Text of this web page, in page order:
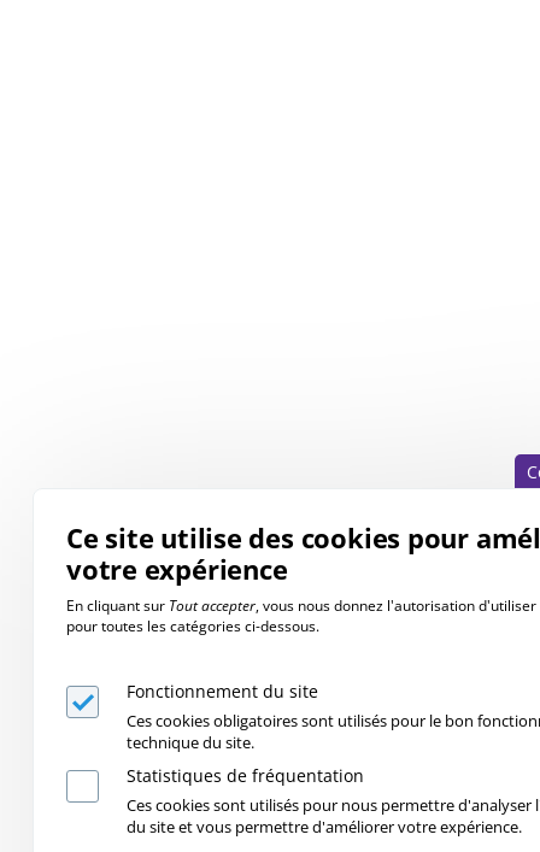
Ce site utilise des cookies pour
votre expérience
En cliquant sur Tout accepter, vous nous donnez l'autorisation d'utiliser
pour toutes les catégories ci-dessous.
Fonctionnement du site
Ces cookies obligatoires sont utilisés pour le bon
technique du site.
Statistiques de fréquentation
Ces cookies sont utilisés pour nous permettre d'analyser
du site et vous permettre d'améliorer votre expérience.